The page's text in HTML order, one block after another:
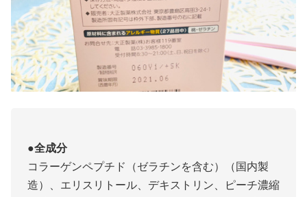
●全成分
コラーゲンペプチド（ゼラチンを含む）（国内製
造）、エリスリトール、デキストリン、ピーチ濃縮